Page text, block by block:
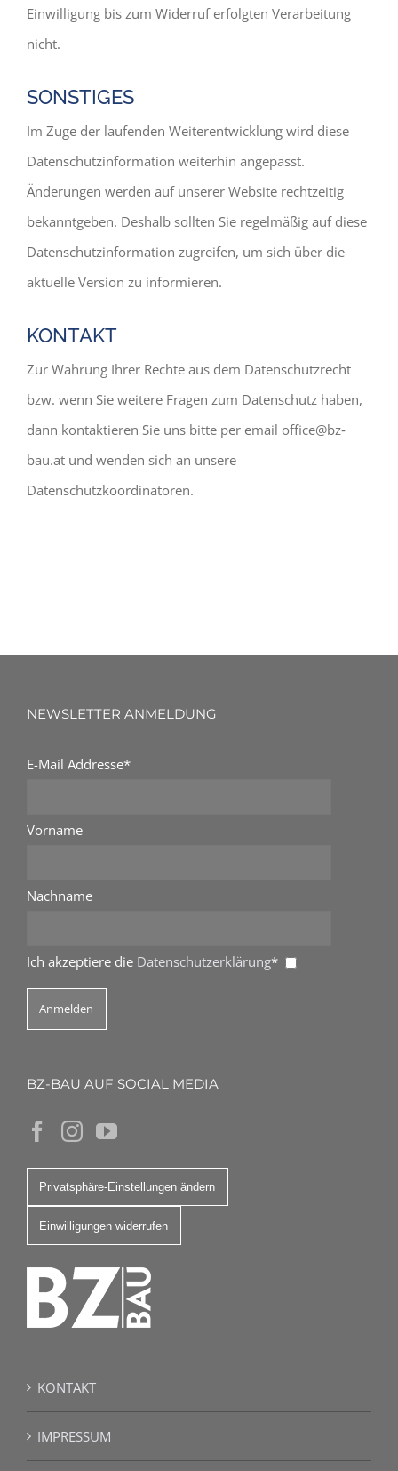
Einwilligung bis zum Widerruf erfolgten Verarbeitung
nicht.
SONSTIGES
Im Zuge der laufenden Weiterentwicklung wird diese
Datenschutzinformation weiterhin angepasst.
Änderungen werden auf unserer Website rechtzeitig
bekanntgeben. Deshalb sollten Sie regelmäßig auf diese
Datenschutzinformation zugreifen, um sich über die
aktuelle Version zu informieren.
KONTAKT
Zur Wahrung Ihrer Rechte aus dem Datenschutzrecht
bzw. wenn Sie weitere Fragen zum Datenschutz haben,
dann kontaktieren Sie uns bitte per email office@bz‐
bau.at und wenden sich an unsere
Datenschutzkoordinatoren.
NEWSLETTER ANMELDUNG
E-Mail Addresse*
Vorname
Nachname
Ich akzeptiere die Datenschutzerklärung*
BZ-BAU AUF SOCIAL MEDIA
Privatsphäre-Einstellungen ändern
Einwilligungen widerrufen
KONTAKT
IMPRESSUM